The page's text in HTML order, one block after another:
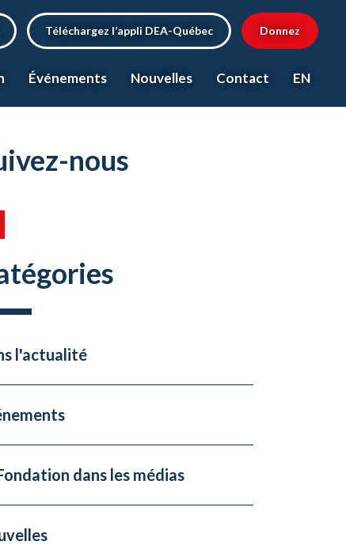
Téléchargez l’appli DEA-Québec Donnez
Événements Nouvelles Contact EN
nous
l'actualité
dans les médias